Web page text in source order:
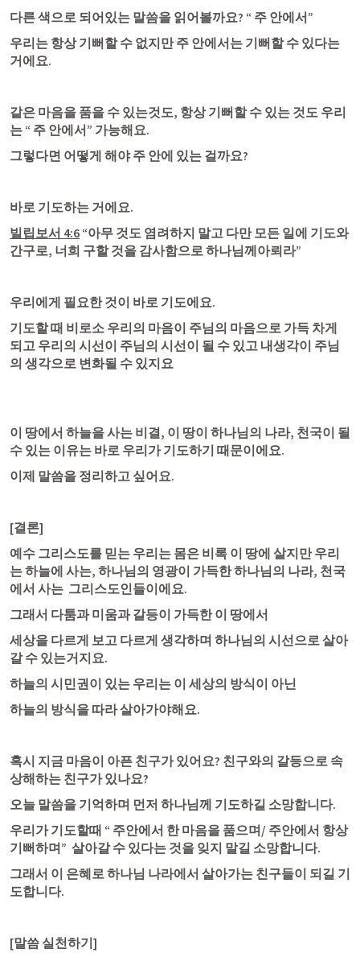
다른 색으로 되어있는 말씀을 읽어볼까요? “ 주 안에서”
우리는 항상 기뻐할 수 없지만 주 안에서는 기뻐할 수 있다는
거에요.
같은 마음을 품을 수 있는것도, 항상 기뻐할 수 있는 것도 우리
는 “ 주 안에서” 가능해요.
그렇다면 어떻게 해야 주 안에 있는 걸까요?
바로 기도하는 거에요.
빌립보서 4:6 “아무 것도 염려하지 말고 다만 모든 일에 기도와
간구로, 너희 구할 것을 감사함으로 하나님께아뢰라”
우리에게 필요한 것이 바로 기도에요.
기도할 때 비로소 우리의 마음이 주님의 마음으로 가득 차게
되고 우리의 시선이 주님의 시선이 될 수 있고 내생각이 주님
의 생각으로 변화될 수 있지요
이 땅에서 하늘을 사는 비결, 이 땅이 하나님의 나라, 천국이 될
수 있는 이유는 바로 우리가 기도하기 때문이에요.
이제 말씀을 정리하고 싶어요.
[결론]
예수 그리스도를 믿는 우리는 몸은 비록 이 땅에 살지만 우리
는 하늘에 사는, 하나님의 영광이 가득한 하나님의 나라, 천국
에서 사는  그리스도인들이에요.
그래서 다툼과 미움과 갈등이 가득한 이 땅에서
세상을 다르게 보고 다르게 생각하며 하나님의 시선으로 살아
갈 수 있는거지요.
하늘의 시민권이 있는 우리는 이 세상의 방식이 아닌
하늘의 방식을 따라 살아가야해요.
혹시 지금 마음이 아픈 친구가 있어요? 친구와의 갈등으로 속
상해하는 친구가 있나요?
오늘 말씀을 기억하며 먼저 하나님께 기도하길 소망합니다.
우리가 기도할때 “ 주안에서 한 마음을 품으며/ 주안에서 항상
기뻐하며”  살아갈 수 있다는 것을 잊지 말길 소망합니다.
그래서 이 은혜로 하나님 나라에서 살아가는 친구들이 되길 기
도합니다.
[말씀 실천하기]